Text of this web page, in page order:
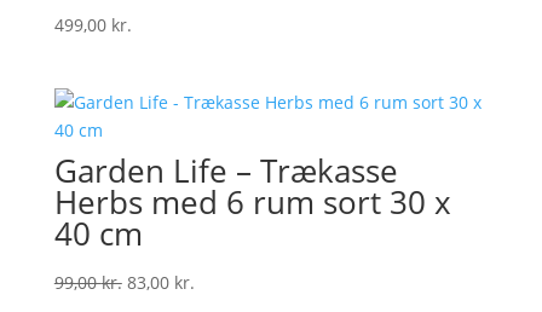
499,00 kr.
Garden Life – Trækasse
Herbs med 6 rum sort 30 x
40 cm
99,00kr. Original
83,00 kr.Current